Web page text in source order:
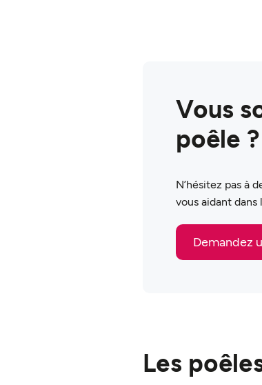
Vous
poêle ?
N’hésitez pas à
vous aidant dans
Demandez
Les